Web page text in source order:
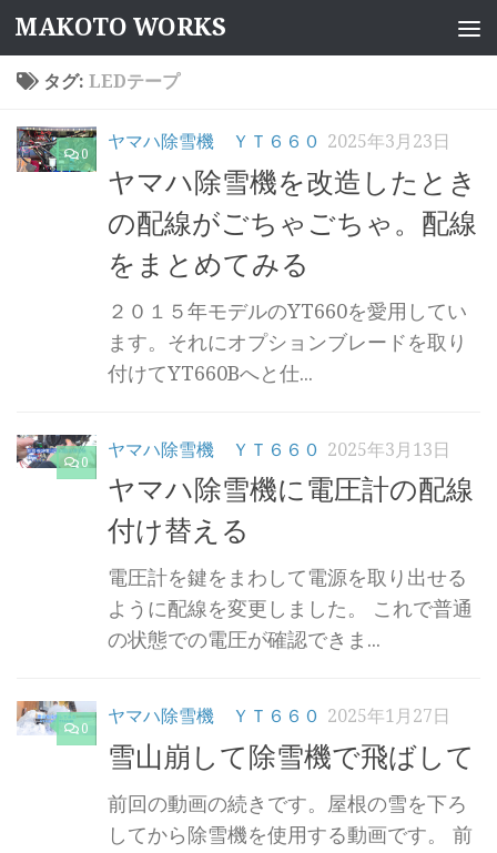
コンテンツへスキップ
MAKOTO WORKS
タグ: LEDテープ
0
ヤマハ除雪機 ＹＴ６６０ 2025年3月23日
ヤマハ除雪機を改造したとき
の配線がごちゃごちゃ。配線
をまとめてみる
２０１５年モデルのYT660を愛用してい
ます。それにオプションブレードを取り
付けてYT660Bへと仕...
0
ヤマハ除雪機 ＹＴ６６０ 2025年3月13日
ヤマハ除雪機に電圧計の配線
付け替える
電圧計を鍵をまわして電源を取り出せる
ように配線を変更しました。 これで普通
の状態での電圧が確認できま...
0
ヤマハ除雪機 ＹＴ６６０ 2025年1月27日
雪山崩して除雪機で飛ばして
前回の動画の続きです。屋根の雪を下ろ
してから除雪機を使用する動画です。 前